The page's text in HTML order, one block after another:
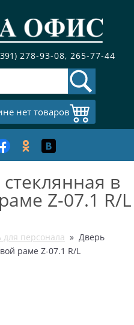
265-77-44
278-93-08,
нет товаров
в
Z-07.1 R/L
персонала » Дверь
раме Z-07.1 R/L